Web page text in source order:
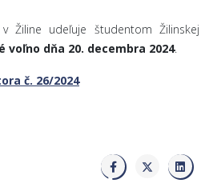
Žiline udeľuje študentom Žilinskej
voľno dňa 20. decembra 2024.
č. 26/2024